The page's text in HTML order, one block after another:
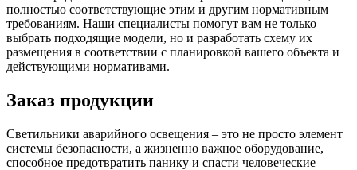
полностью соответствующие этим и другим нормативным
требованиям. Наши специалисты помогут вам не только
выбрать подходящие модели, но и разработать схему их
размещения в соответствии с планировкой вашего объекта и
действующими нормативами.
Заказ продукции
Светильники аварийного освещения – это не просто элемент
системы безопасности, а жизненно важное оборудование,
способное предотвратить панику и спасти человеческие